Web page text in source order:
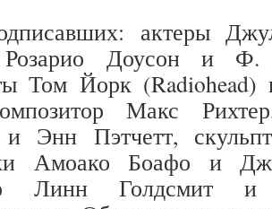
актеры
Розарио Доусон и
Том Йорк
Макс
и Энн Пэтчетт,
Амоако Боафо и
Линн Голдсмит